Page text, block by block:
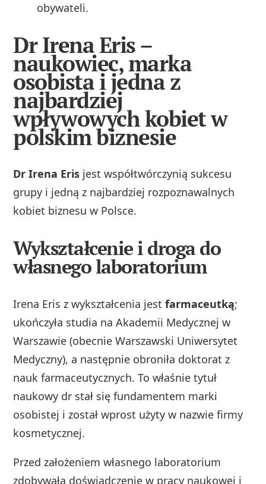
obywateli.
Dr Irena Eris –
naukowiec, marka
osobista i jedna z
najbardziej
wpływowych kobiet w
polskim biznesie
Dr Irena Eris jest współtwórczynią sukcesu
grupy i jedną z najbardziej rozpoznawalnych
kobiet biznesu w Polsce.
Wykształcenie i droga do
własnego laboratorium
Irena Eris z wykształcenia jestfarmaceutką;
ukończyła studia na Akademii Medycznej w
Warszawie (obecnie Warszawski Uniwersytet
Medyczny), a następnie obroniła doktorat z
nauk farmaceutycznych. To właśnie tytuł
naukowy dr stał się fundamentem marki
osobistej i został wprost użyty w nazwie firmy
kosmetycznej.
Przed założeniem własnego laboratorium
zdobywała doświadczenie w pracy naukowej i